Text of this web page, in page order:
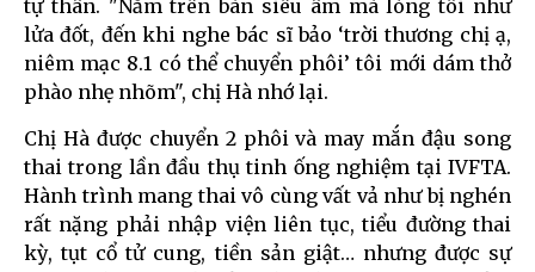
tự thân. "Nằm trên bàn siêu âm mà lòng tôi như
lửa đốt, đến khi nghe bác sĩ bảo ‘trời thương chị ạ,
niêm mạc 8.1 có thể chuyển phôi’ tôi mới dám thở
phào nhẹ nhõm", chị Hà nhớ lại.
Chị Hà được chuyển 2 phôi và may mắn đậu song
thai trong lần đầu thụ tinh ống nghiệm tại IVFTA.
Hành trình mang thai vô cùng vất vả như bị nghén
rất nặng phải nhập viện liên tục, tiểu đường thai
kỳ, tụt cổ tử cung, tiền sản giật… nhưng được sự